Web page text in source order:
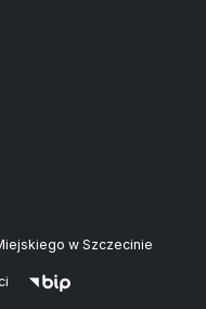
w Szczecinie